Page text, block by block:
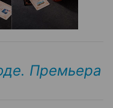
Премьера